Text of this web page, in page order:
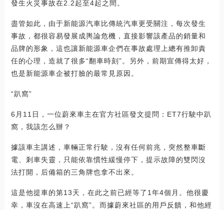
發生火災事故在2.2起至4起之間。
盡管如此，由于新能源汽車比傳統汽車更受關注，每次發生
事故，都很容易發展成輿論危機，直接影響該產品的銷量和
品牌的形象，這也讓新能源車企們在事故處理上總有推卸責
任的心理，造就了很多“翻車時刻”。另外，前期宣傳得太好，
也是新能源車企被打臉的最常見原因。
“趴窩”
6月11日，一位蔚來車主在官方社區發文提問：ET7行駛中趴
窩，我該怎么辦？
據該車主講述，車輛正常行駛，沒有任何前兆，突然整車斷
電、剎車失靈，只能依靠慣性緩慢停下，提示故障的雙閃沒
法打開，后備箱的三角牌也拿不出來。
這是他提車的第13天，在此之前已經等了1年4個月。他很慶
幸，車沒在高速上“趴窩”。而據蔚來社區的用戶反饋，和他經